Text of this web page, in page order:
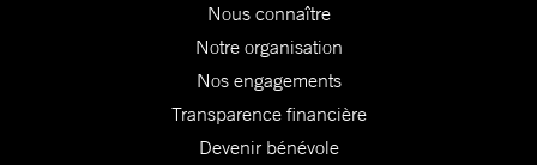
Nous connaître
Notre organisation
Nos engagements
Transparence financière
Devenir bénévole